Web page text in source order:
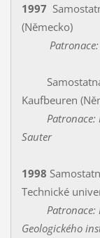
1997
(Německo)
Patronace:
Samostatná
Kaufbeuren
Patronace:
Sauter
1998
Technické
Patronace:
Geologického